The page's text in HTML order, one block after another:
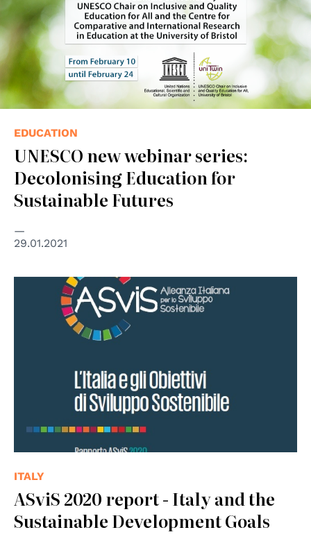
EDUCATION
UNESCO new webinar series:
Decolonising Education for
Sustainable Futures
29.01.2021
ITALY
ASviS 2020 report - Italy and the
Sustainable Development Goals